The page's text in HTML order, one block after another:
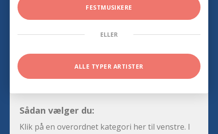
FESTMUSIKERE
ELLER
ALLE TYPER ARTISTER
Sådan vælger du:
Klik på en overordnet kategori her til venstre. I